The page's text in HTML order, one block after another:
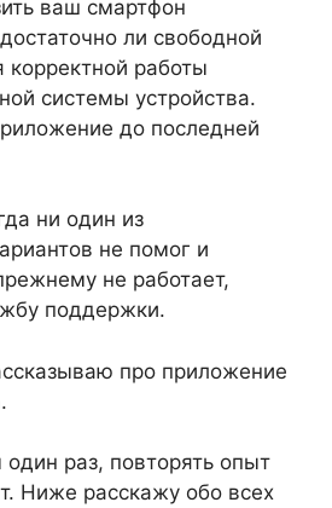
ваш смартфон
ли свободной
корректной работы
системы устройства.
до последней
ни один из
не помог и
не работает,
поддержки.
про приложение
раз, повторять опыт
Ниже расскажу обо всех